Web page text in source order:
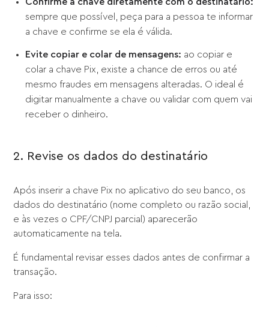
sempre que possível, peça para a pessoa te informar
a chave e confirme se ela é válida.
Evite copiar e colar de mensagens: ao copiar e
colar a chave Pix, existe a chance de erros ou até
mesmo fraudes em mensagens alteradas. O ideal é
digitar manualmente a chave ou validar com quem vai
receber o dinheiro.
2. Revise os dados do destinatário
Após inserir a chave Pix no aplicativo do seu banco, os
dados do destinatário (nome completo ou razão social,
e às vezes o CPF/CNPJ parcial) aparecerão
automaticamente na tela.
É fundamental revisar esses dados antes de confirmar a
transação.
Para isso: